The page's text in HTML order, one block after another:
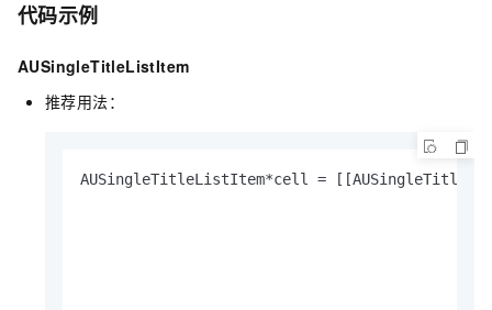
代码示例
AUSingleTitleListItem
推荐用法：
AUSingleTitleListItem*cell =